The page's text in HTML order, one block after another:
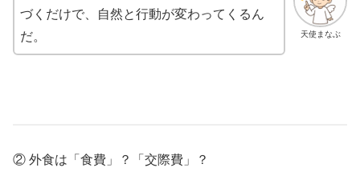
天使まなぶ
づくだけで、自然と行動が変わってくるん
だ。
② 外食は「食費」？「交際費」？